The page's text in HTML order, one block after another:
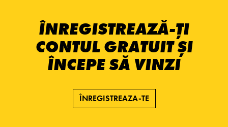
ÎNREGISTREAZĂ-ȚI
CONTUL GRATUIT ȘI
ÎNCEPE SĂ VINZI
ÎNREGISTREAZA-TE